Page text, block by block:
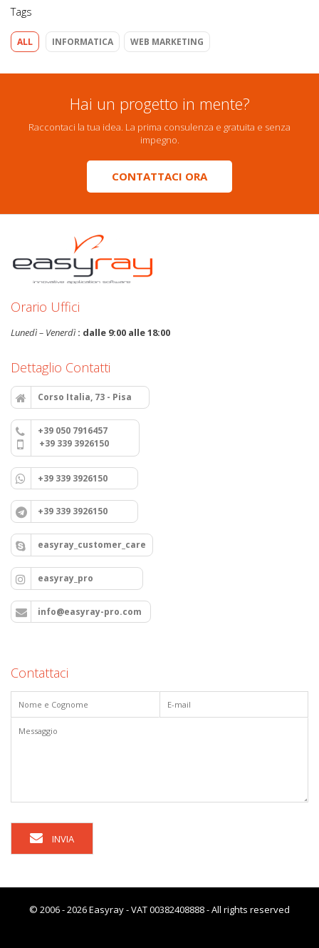
Tags
ALL INFORMATICA WEB MARKETING
Hai un progetto in mente?
Raccontaci la tua idea. La prima consulenza e gratuita e senza
impegno.
CONTATTACI ORA
Orario Uffici
Lunedì – Venerdì : dalle 9:00 alle 18:00
Dettaglio Contatti
Corso Italia, 73 - Pisa
+39 050 7916457
+39 339 3926150
+39 339 3926150
+39 339 3926150
easyray_customer_care
easyray_pro
info@easyray-pro.com
Contattaci
INVIA
© 2006 - 2026 Easyray - VAT 00382408888 - All rights reserved